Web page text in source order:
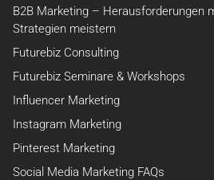
B2B Marketing – Herausforderungen
Strategien meistern
Futurebiz Consulting
Futurebiz Seminare & Workshops
Influencer Marketing
Instagram Marketing
Pinterest Marketing
Social Media Marketing FAQs